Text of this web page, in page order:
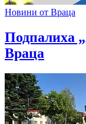
Новини от Враца
Подпалиха
Враца